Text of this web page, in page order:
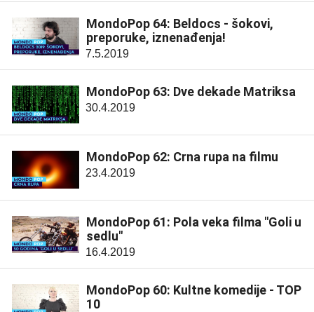
MondoPop 64: Beldocs - šokovi,
preporuke, iznenađenja!
7.5.2019
MondoPop 63: Dve dekade Matriksa
30.4.2019
MondoPop 62: Crna rupa na filmu
23.4.2019
MondoPop 61: Pola veka filma "Goli u
sedlu"
16.4.2019
MondoPop 60: Kultne komedije - TOP
10